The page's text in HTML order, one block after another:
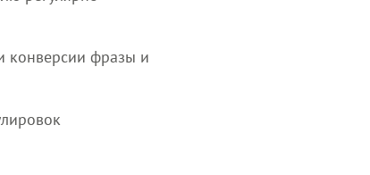
конверсии фразы и